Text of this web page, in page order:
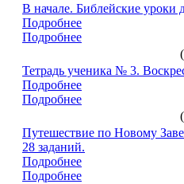
В начале. Библейские
Подробнее
Подробнее
Тетрадь ученика № 3.
Подробнее
Подробнее
Путешествие по Новому
28 заданий.
Подробнее
Подробнее